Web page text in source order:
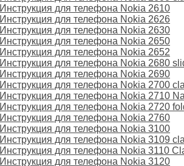
Инструкция для телефона Nokia 2610
Инструкция для телефона Nokia 2626
Инструкция для телефона Nokia 2630
Инструкция для телефона Nokia 2650
Инструкция для телефона Nokia 2652
Инструкция для телефона Nokia 2680
Инструкция для телефона Nokia 2690
Инструкция для телефона Nokia 2700
Инструкция для телефона Nokia 2710
Инструкция для телефона Nokia 2720
Инструкция для телефона Nokia 2760
Инструкция для телефона Nokia 3100
Инструкция для телефона Nokia 3109
Инструкция для телефона Nokia 3110
Инструкция для телефона Nokia 3120